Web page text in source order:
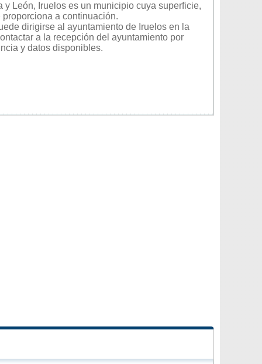
León, Iruelos es un municipio cuya superficie,
a continuación.
dirigirse al ayuntamiento de Iruelos en la
a la recepción del ayuntamiento por
y datos disponibles.